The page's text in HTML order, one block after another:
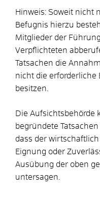
Hinweis: Soweit nicht
Befugnis hierzu
Mitglieder der
Verpflichteten
Tatsachen die
nicht die erforderliche
besitzen.
Die Aufsichtsbehörde
begründete
dass der
Eignung oder
Ausübung der oben
untersagen.